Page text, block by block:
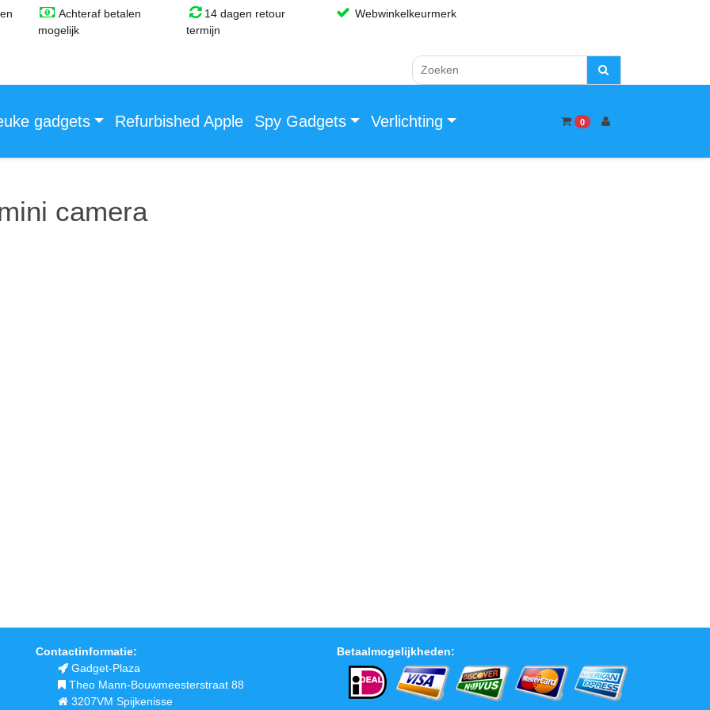
Achteraf betalen
mogelijk
14 dagen retour
termijn
Webwinkelkeurmerk
gadgets Refurbished Apple Spy Gadgets Verlichting 0
camera
Contactinformatie:
Gadget-Plaza
Theo Mann-Bouwmeesterstraat 88
3207VM Spijkenisse
Betaalmogelijkheden: